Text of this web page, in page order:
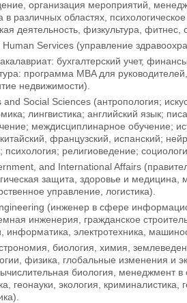
организация мероприятий,
в различных областях,
деятельность, физкультура,
Services (управление
бухгалтерский учет,
программа MBA для
недвижимости).
Social Sciences (антропология;
лингвистика; английский язык;
междисциплинарное обучение;
французский, испанский;
религиоведение;
and International Affairs
защита, здоровье и
управление, логистика).
(инженер в сфере
инженерия, гражданское
информатика, электротехника,
биология, химия,
физика, глобальные изменения и
биология, менеджмент
геонауки, экология,